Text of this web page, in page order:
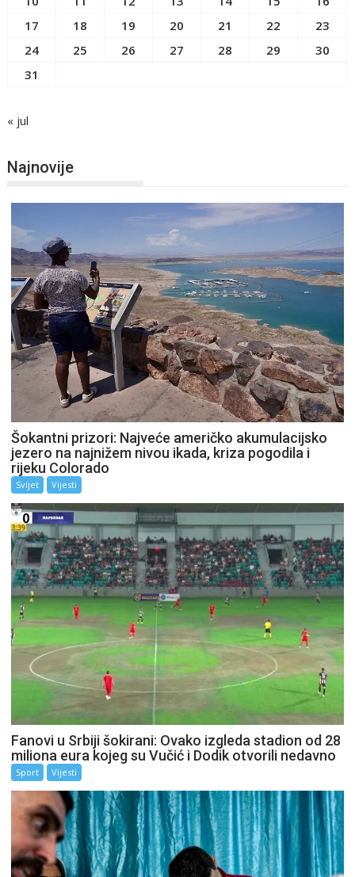
17
18 19 20 21 22
23
24
25 26 27 28 29
30
31
« jul
Najnovije
Šokantni prizori: Najveće američko akumulacijsko
jezero na najnižem nivou ikada, kriza pogodila i
rijeku Colorado
Svijet Vijesti
Fanovi u Srbiji šokirani: Ovako izgleda stadion od 28
miliona eura kojeg su Vučić i Dodik otvorili nedavno
Sport Vijesti